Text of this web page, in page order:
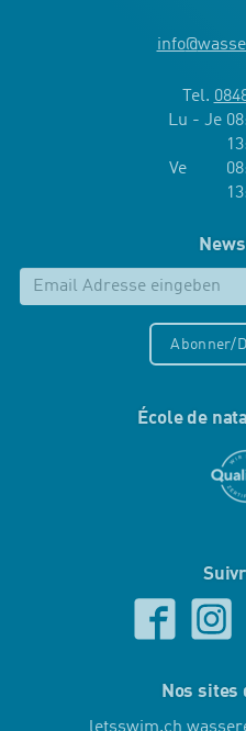
info@
Tel.
Lu - Je
13:30
Ve
13:30
Abonner/
École de
Nos
letsswim.ch